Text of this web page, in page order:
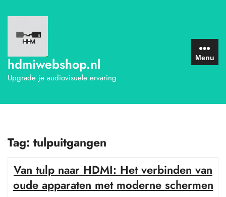
naar
inhoud
hdmiwebshop.nl
Upgrade je audiovisuele ervaring
Menu
Tag: tulpuitgangen
Van tulp naar HDMI: Het verbinden van
oude apparaten met moderne schermen